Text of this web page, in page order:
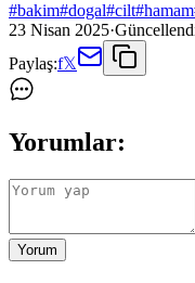
#bakim#dogal#cilt#hamam
23 Nisan 2025·
Paylaş:f𝕏
Yorumlar:
Yorum